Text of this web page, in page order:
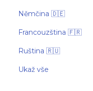
Němčina 🇩🇪
Francouzština 🇫🇷
Ruština 🇷🇺
Ukaž vše